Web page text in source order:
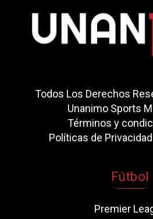
Todos Los Derechos
Unanimo Sports
Términos y
Políticas de Privacidad
Fútbol
Premier